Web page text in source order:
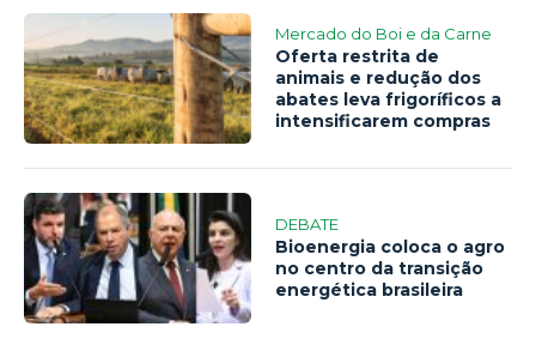
Mercado do Boi e da Carne
Oferta restrita de
animais e redução dos
abates leva frigoríficos a
intensificarem compras
DEBATE
Bioenergia coloca o agro
no centro da transição
energética brasileira